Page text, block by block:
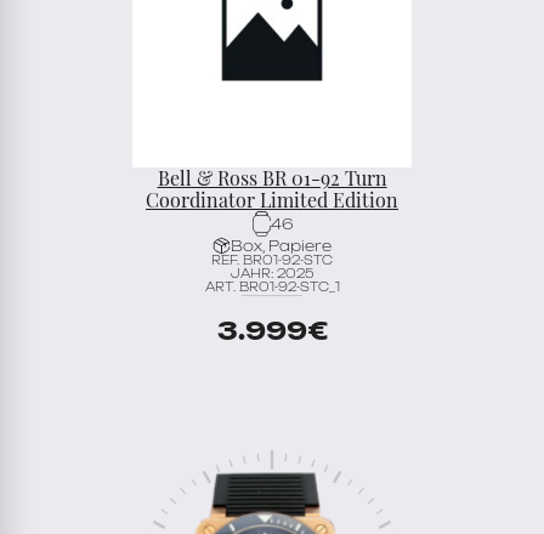
Bell & Ross BR 01-92 Turn
Coordinator Limited Edition
46
Box, Papiere
REF. BR01-92-STC
JAHR: 2025
ART. BR01-92-STC_1
3.999€